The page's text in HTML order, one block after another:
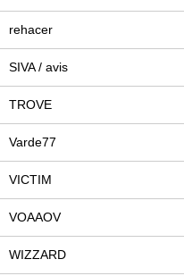
rehacer
SIVA / avis
TROVE
Varde77
VICTIM
VOAAOV
WIZZARD